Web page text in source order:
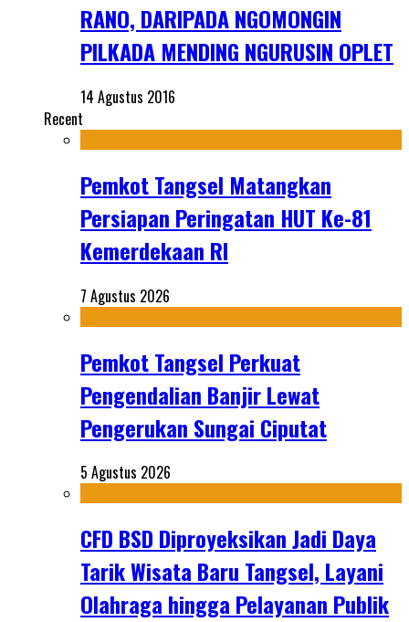
RANO, DARIPADA NGOMONGIN
PILKADA MENDING NGURUSIN OPLET
14 Agustus 2016
Recent
Pemkot Tangsel Matangkan
Persiapan Peringatan HUT Ke-81
Kemerdekaan RI
7 Agustus 2026
Pemkot Tangsel Perkuat
Pengendalian Banjir Lewat
Pengerukan Sungai Ciputat
5 Agustus 2026
CFD BSD Diproyeksikan Jadi Daya
Tarik Wisata Baru Tangsel, Layani
Olahraga hingga Pelayanan Publik